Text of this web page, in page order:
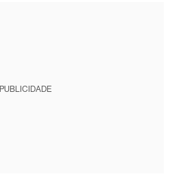
PUBLICIDADE